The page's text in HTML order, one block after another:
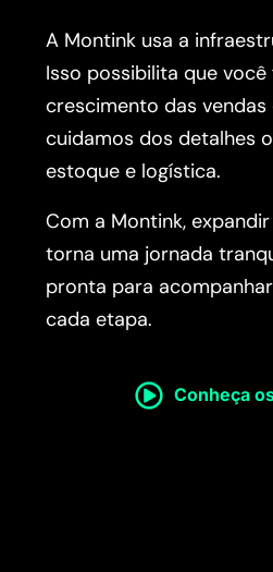
A Montink usa a
Isso possibilita que você
crescimento das vendas
cuidamos dos detalhes
estoque e logística.
Com a Montink,
torna uma jornada
pronta para
cada etapa.
Conheça